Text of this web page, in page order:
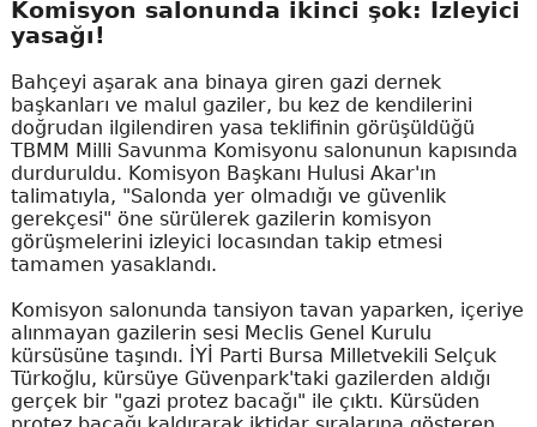
Komisyon salonunda ikinci şok: İzleyici
yasağı!
Bahçeyi aşarak ana binaya giren gazi dernek
başkanları ve malul gaziler, bu kez de kendilerini
doğrudan ilgilendiren yasa teklifinin görüşüldüğü
TBMM Milli Savunma Komisyonu salonunun kapısında
durduruldu. Komisyon Başkanı Hulusi Akar'ın
talimatıyla, "Salonda yer olmadığı ve güvenlik
gerekçesi" öne sürülerek gazilerin komisyon
görüşmelerini izleyici locasından takip etmesi
tamamen yasaklandı.
Komisyon salonunda tansiyon tavan yaparken, içeriye
alınmayan gazilerin sesi Meclis Genel Kurulu
kürsüsüne taşındı. İYİ Parti Bursa Milletvekili Selçuk
Türkoğlu, kürsüye Güvenpark'taki gazilerden aldığı
gerçek bir "gazi protez bacağı" ile çıktı. Kürsüden